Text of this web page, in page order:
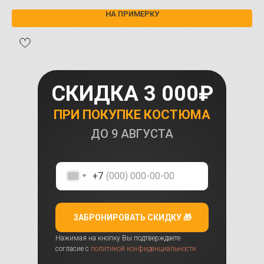
НА ПРИМЕРКУ
ПРИ ПОКУПКЕ КОСТЮМА
СКИДКА 3 000₽
ДО 9 АВГУСТА
+7
ЗАБРОНИРОВАТЬ СКИДКУ 🎁
Нажимая на кнопку Вы подтверждаете
согласие с политикой конфиденциальности